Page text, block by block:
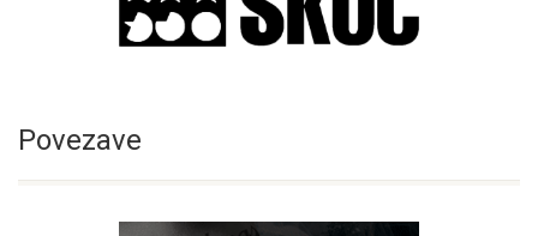
Povezave